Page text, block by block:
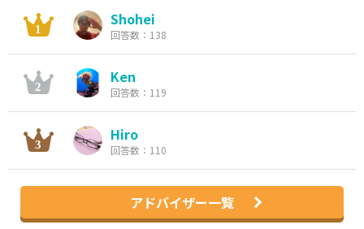
Shohei
回答数：138
Ken
回答数：119
Hiro
回答数：110
アドバイザー一覧